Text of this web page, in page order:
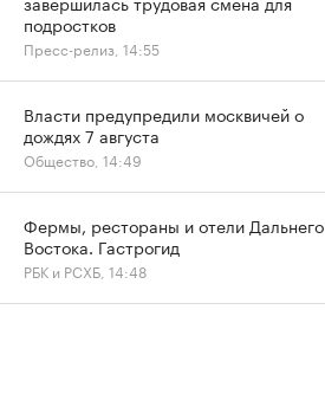
подростков
Пресс-релиз, 14:55
Власти предупредили москвичей о
дождях 7 августа
Общество, 14:49
Фермы, рестораны и отели Дальнего
Востока. Гастрогид
РБК и РСХБ, 14:48